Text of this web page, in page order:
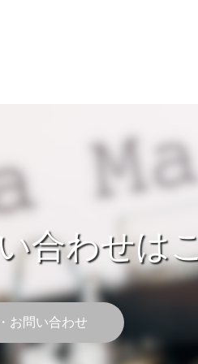
合わせは
お問い合わせ